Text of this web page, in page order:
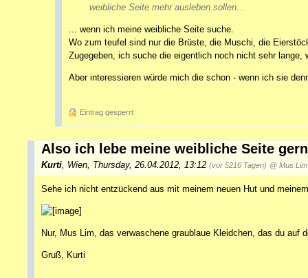
weibliche Seite mehr ausleben sollen...
... wenn ich meine weibliche Seite suche.
Wo zum teufel sind nur die Brüste, die Muschi, die
Zugegeben, ich suche die eigentlich noch nicht sehr lange,
Aber interessieren würde mich die schon - wenn ich sie
Eintrag gesperrt
Also ich lebe meine weibliche Seite
Kurti Wien Thursday, 26.04.2012, 13:12 (vor 5216 Tagen) @ Mus Lim
Sehe ich nicht entzückend aus mit meinem neuen Hut und
Nur, Mus Lim, das verwaschene graublaue Kleidchen, das du auf
Gruß, Kurti